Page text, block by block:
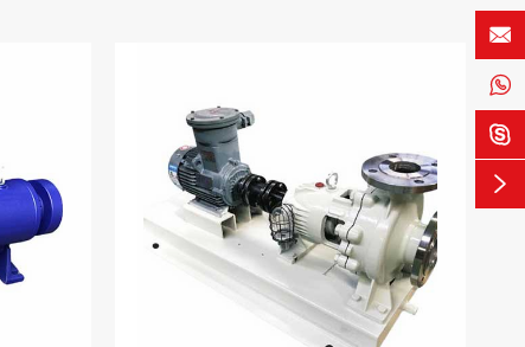



